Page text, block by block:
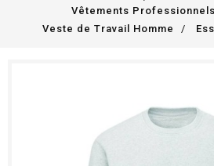
Vêtements
Veste de Travail Homme